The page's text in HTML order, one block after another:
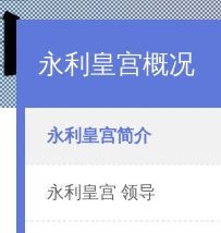
永利皇宫概况
永利皇宫简介
永利皇宫 领导